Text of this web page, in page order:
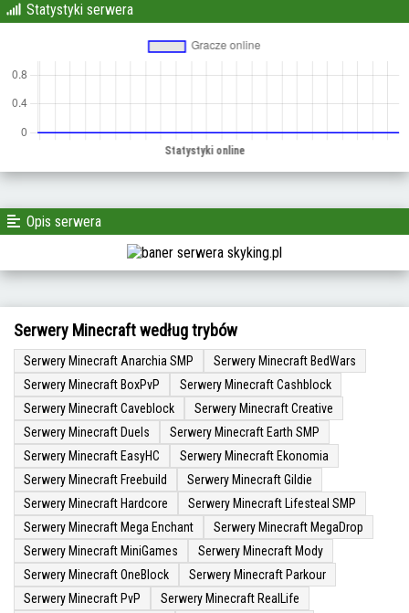
Statystyki serwera
Opis serwera
Serwery Minecraft według trybów
Serwery Minecraft Anarchia SMP
Serwery Minecraft BedWars
Serwery Minecraft BoxPvP
Serwery Minecraft Cashblock
Serwery Minecraft Caveblock
Serwery Minecraft Creative
Serwery Minecraft Duels
Serwery Minecraft Earth SMP
Serwery Minecraft EasyHC
Serwery Minecraft Ekonomia
Serwery Minecraft Freebuild
Serwery Minecraft Gildie
Serwery Minecraft Hardcore
Serwery Minecraft Lifesteal SMP
Serwery Minecraft Mega Enchant
Serwery Minecraft MegaDrop
Serwery Minecraft MiniGames
Serwery Minecraft Mody
Serwery Minecraft OneBlock
Serwery Minecraft Parkour
Serwery Minecraft PvP
Serwery Minecraft RealLife